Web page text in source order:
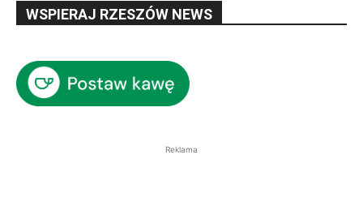
WSPIERAJ RZESZÓW NEWS
Reklama